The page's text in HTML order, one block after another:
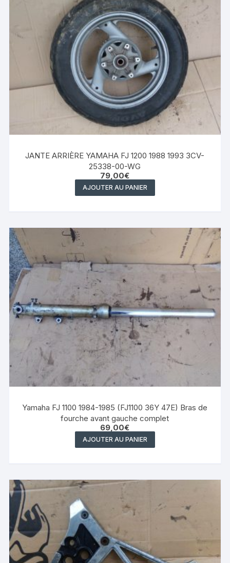
JANTE ARRIÈRE YAMAHA FJ 1200 1988 1993 3CV-
25338-00-WG
79,00€
AJOUTER AU PANIER
Yamaha FJ 1100 1984-1985 (FJ1100 36Y 47E) Bras de
fourche avant gauche complet
69,00€
AJOUTER AU PANIER